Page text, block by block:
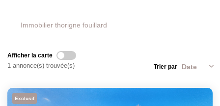
Immobilier thorigne fouillard
Afficher la carte
1 annonce(s) trouvée(s) Trier par
Exclusif